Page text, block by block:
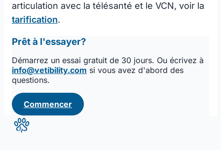
articulation avec la télésanté et le VCN, voir la
tarification.
Prêt à l'essayer?
Démarrez un essai gratuit de 30 jours. Ou écrivez à
info@vetibility.com si vous avez d'abord des
questions.
Commencer